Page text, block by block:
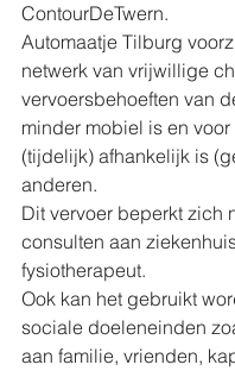
ContourDeTwern.
Automaatje Tilburg
netwerk van vrijwillige
vervoersbehoeften van
minder mobiel is en voor
(tijdelijk) afhankelijk is
anderen.
Dit vervoer beperkt zich
consulten aan
fysiotherapeut.
Ook kan het gebruikt
sociale doeleneinden
aan familie, vrienden,